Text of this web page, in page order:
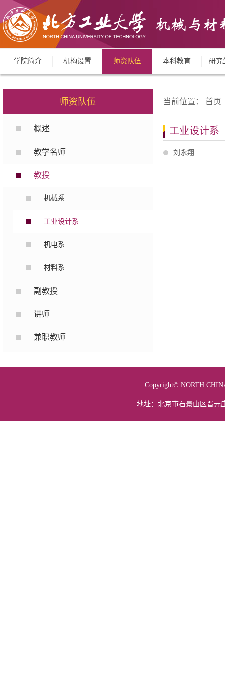
学院简介 机构设置 师资队伍 本科教育 研究
师资队伍
概述
教学名师
教授
机械系
工业设计系
机电系
材料系
副教授
讲师
兼职教师
当前位置： 首页
工业设计系
刘永翔
Copyright© NORTH
地址：北京市石景山区晋元